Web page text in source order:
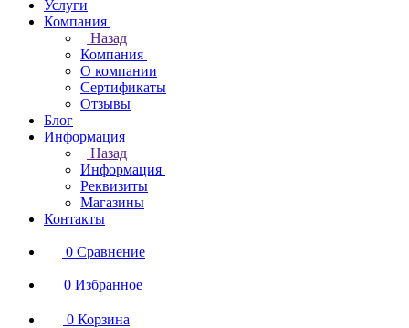
Услуги
Компания
Назад
Компания
О компании
Сертификаты
Отзывы
Блог
Информация
Назад
Информация
Реквизиты
Магазины
Контакты
0 Сравнение
0 Избранное
0 Корзина